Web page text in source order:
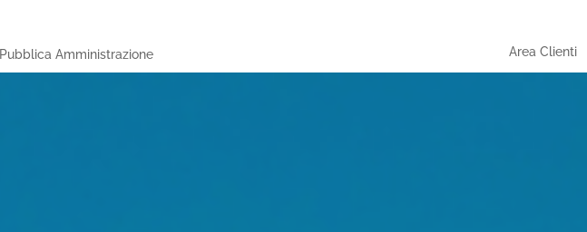
Pubblica Amministrazione Area Clienti